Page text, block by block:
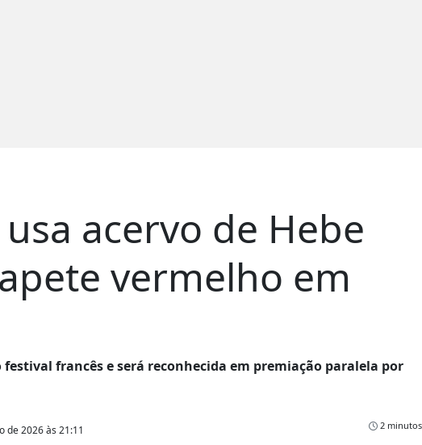
acervo de Hebe
vermelho em
francês e será reconhecida em premiação paralela por
de 2026 às 21:11 2